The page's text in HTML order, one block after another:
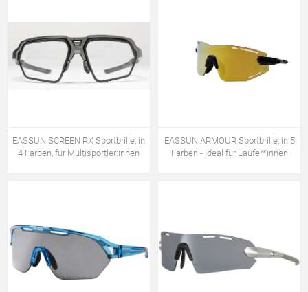
EASSUN SCREEN RX Sportbrille, in
4 Farben, für Multisportler:innen
EASSUN ARMOUR Sportbrille, in 5
Farben - Ideal für Läufer*innen